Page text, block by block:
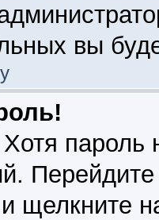
вы
пароль
щелкните